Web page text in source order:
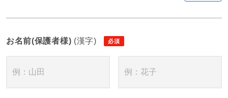
お名前(保護者様) (漢字)